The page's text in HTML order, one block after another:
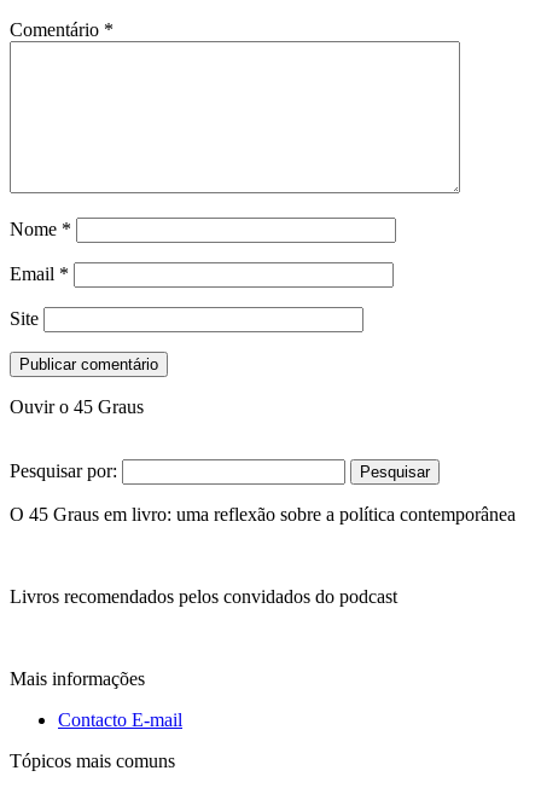
Comentário *
Nome *
Email *
Site
Ouvir o 45 Graus
Pesquisar por:
O 45 Graus em livro: uma reflexão sobre a política contemporânea
Livros recomendados pelos convidados do podcast
Mais informações
Contacto E-mail
Tópicos mais comuns